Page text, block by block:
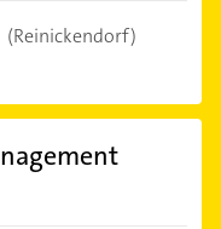
(Reinickendorf)